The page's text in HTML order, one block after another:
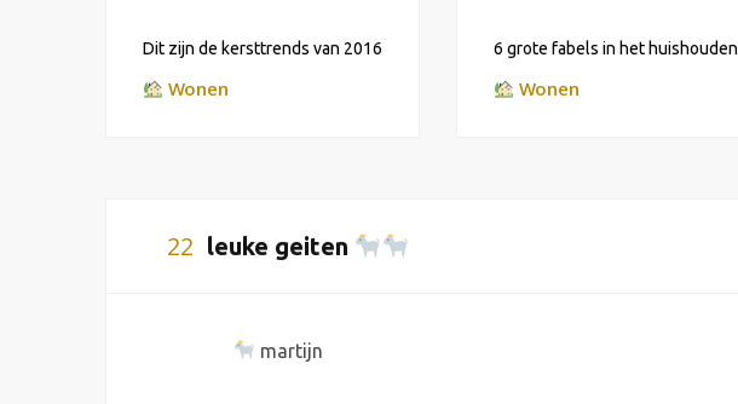
Dit zijn de kersttrends van 2016
Wonen
6 grote fabels in het huishouden
Wonen
22 leuke geiten
martijn